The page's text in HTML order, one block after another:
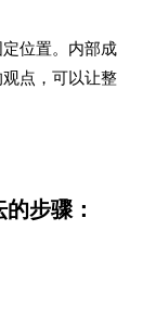
位置。内部成
点，可以让整
步骤：